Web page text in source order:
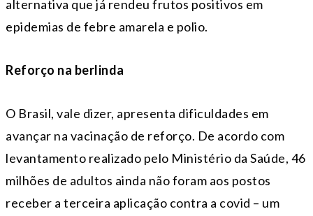
alternativa que já rendeu frutos positivos em
epidemias de febre amarela e polio.
Reforço na berlinda
O Brasil, vale dizer, apresenta dificuldades em
avançar na vacinação de reforço. De acordo com
levantamento realizado pelo Ministério da Saúde, 46
milhões de adultos ainda não foram aos postos
receber a terceira aplicação contra a covid – um